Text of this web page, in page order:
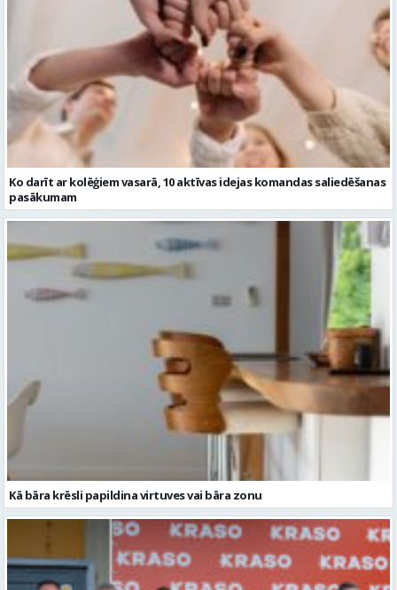
Ko darīt ar kolēģiem vasarā, 10 aktīvas idejas komandas saliedēšanas
pasākumam
Kā bāra krēsli papildina virtuves vai bāra zonu